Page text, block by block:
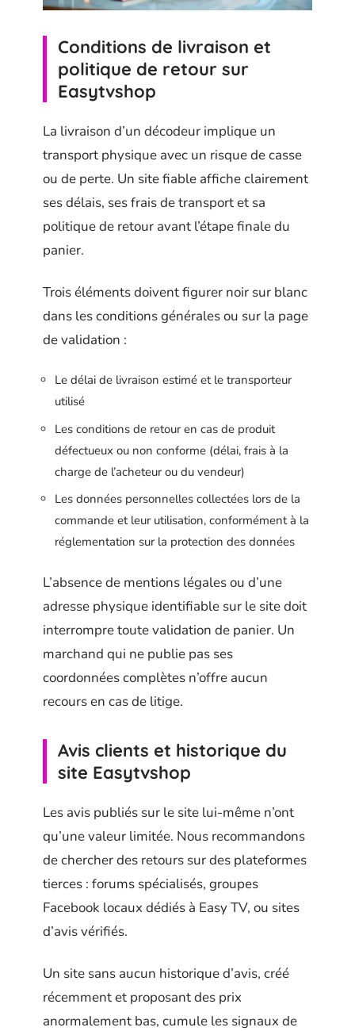
Conditions de livraison et
politique de retour sur
Easytvshop
La livraison d’un décodeur implique un
transport physique avec un risque de casse
ou de perte. Un site fiable affiche clairement
ses délais, ses frais de transport et sa
politique de retour avant l’étape finale du
panier.
Trois éléments doivent figurer noir sur blanc
dans les conditions générales ou sur la page
de validation :
Le délai de livraison estimé et le transporteur
utilisé
Les conditions de retour en cas de produit
défectueux ou non conforme (délai, frais à la
charge de l’acheteur ou du vendeur)
Les données personnelles collectées lors de la
commande et leur utilisation, conformément à la
réglementation sur la protection des données
L’absence de mentions légales ou d’une
adresse physique identifiable sur le site doit
interrompre toute validation de panier. Un
marchand qui ne publie pas ses
coordonnées complètes n’offre aucun
recours en cas de litige.
Avis clients et historique du
site Easytvshop
Les avis publiés sur le site lui-même n’ont
qu’une valeur limitée. Nous recommandons
de chercher des retours sur des plateformes
tierces : forums spécialisés, groupes
Facebook locaux dédiés à Easy TV, ou sites
d’avis vérifiés.
Un site sans aucun historique d’avis, créé
récemment et proposant des prix
anormalement bas, cumule les signaux de